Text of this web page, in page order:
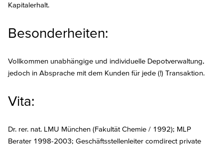
Kapitalerhalt.
Besonderheiten:
Vollkommen unabhängige und individuelle Depotverwaltung,
jedoch in Absprache mit dem Kunden für jede (!) Transaktion.
Vita:
Dr. rer. nat. LMU München (Fakultät Chemie / 1992); MLP
Berater 1998-2003; Geschäftsstellenleiter comdirect private